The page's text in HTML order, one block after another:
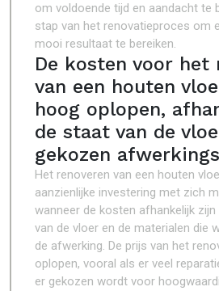
om voldoende tijd en aandacht te
stap van het renovatieproces om
mooi resultaat te bereiken.
De kosten voor het
van een houten
hoog oplopen,
de staat van de
gekozen
Het renoveren van een houten
aanzienlijke investering met zich
wanneer de kosten afhankelijk
van de vloer en de materialen die
de afwerking. De prijs van het
oplopen, vooral als er veel
er gekozen wordt voor